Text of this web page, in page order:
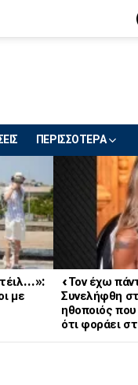
ΠΕΡΙΣΣΟΤΕΡΑ
με
«Τον έχω
Συνελήφθη
ηθοποιός
ότι φοράει